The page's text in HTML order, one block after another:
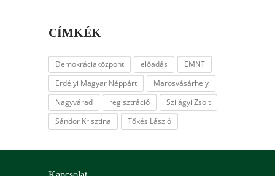
CÍMKÉK
Demokráciaközpont előadás
EMNT
Erdélyi Magyar Néppárt
Marosvásárhely
Nagyvárad
regisztráció
Szilágyi Zsolt
Sándor Krisztina
Tőkés László